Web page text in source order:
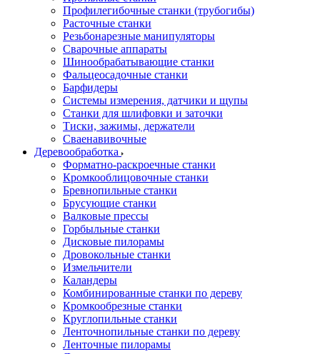
Профилегибочные станки (трубогибы)
Расточные станки
Резьбонарезные манипуляторы
Сварочные аппараты
Шинообрабатывающие станки
Фальцеосадочные станки
Барфидеры
Системы измерения, датчики и щупы
Станки для шлифовки и заточки
Тиски, зажимы, держатели
Cваенавивочные
Деревообработка
Форматно-раскроечные станки
Кромкооблицовочные станки
Бревнопильные станки
Брусующие станки
Валковые прессы
Горбыльные станки
Дисковые пилорамы
Дровокольные станки
Измельчители
Каландеры
Комбинированные станки по дереву
Кромкообрезные станки
Круглопильные станки
Ленточнопильные станки по дереву
Ленточные пилорамы